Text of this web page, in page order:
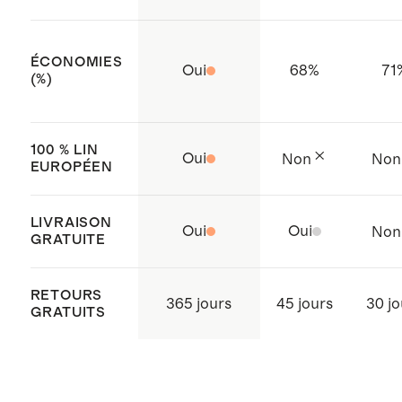
Ce vêtement est fabriqué à partir
: BJ015247480), ce qui garantit
dangereuses.
Fabriqué avec soin en Chine.
ÉCONOMIES
(%)
Oui 68% 71
100 % LIN
EUROPÉEN
Oui Non Non
LIVRAISON
GRATUITE
Oui Oui Non
RETOURS
GRATUITS
365 jours 45 jours 30